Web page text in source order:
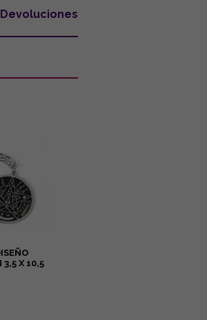
X 10,5